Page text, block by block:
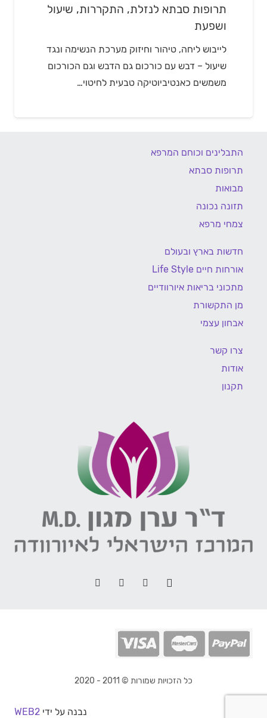
תרופות סבתא לנזלת, התקררות, שיעול
ושפעת
לייבוש ליחה, טיהור וחיזוק מערכת הנשימה ונגד
שיעול – דבש עם כורכום גם הדבש וגם הכורכום
משמשים כאנטיביוטיקה טבעית לחיטוי…
התבלינים וכוחם המרפא
תרופות סבתא
מבואות
תזונה נכונה
צמחי מרפא
חדשות בארץ ובעולם
אורחות חיים Life Style
מתכוני בריאות איורוודיים
מן התקשורת
אבחון עצמי
צרו קשר
אודות
תקנון
כל הזכויות שמורות © 2011 - 2020
נבנה על ידי WEB2